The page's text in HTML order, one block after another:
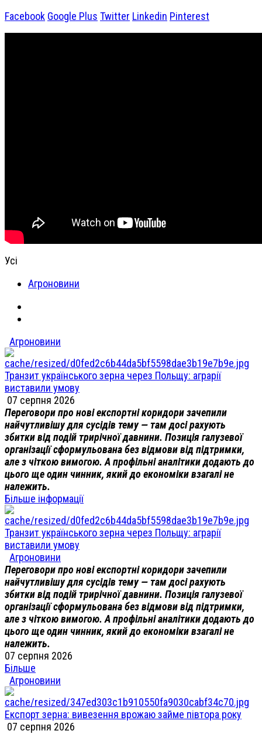
Facebook Google Plus Twitter Linkedin Pinterest
Усі
Агроновини
Агроновини
Транзит українського зерна через Польщу: аграрії
виставили умову
07 серпня 2026
Переговори про нові експортні коридори зачепили
найчутливішу для сусідів тему — там досі рахують
збитки від подій трирічної давнини. Позиція галузевої
організації сформульована без відмови від підтримки,
але з чіткою вимогою. А профільні аналітики додають до
цього ще один чинник, який до економіки взагалі не
належить.
Більше інформації
Транзит українського зерна через Польщу: аграрії
виставили умову
Агроновини
Переговори про нові експортні коридори зачепили
найчутливішу для сусідів тему — там досі рахують
збитки від подій трирічної давнини. Позиція галузевої
організації сформульована без відмови від підтримки,
але з чіткою вимогою. А профільні аналітики додають до
цього ще один чинник, який до економіки взагалі не
належить.
07 серпня 2026
Більше
Агроновини
Експорт зерна: вивезення врожаю займе півтора року
07 серпня 2026